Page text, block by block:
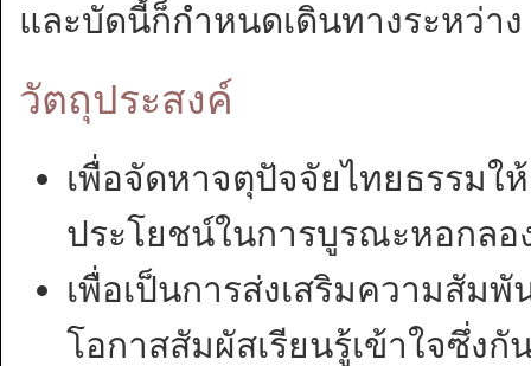
และบัดนี้ก็กำหนดเดินทางระหว่
วัตถุประสงค์
เพื่อจัดหาจตุปัจจัยไทยธรรมใ
ประโยชน์ในการบูรณะหอกลอ
เพื่อเป็นการส่งเสริมความสัม
โอกาสสัมผัสเรียนรู้เข้าใจซึ่ง